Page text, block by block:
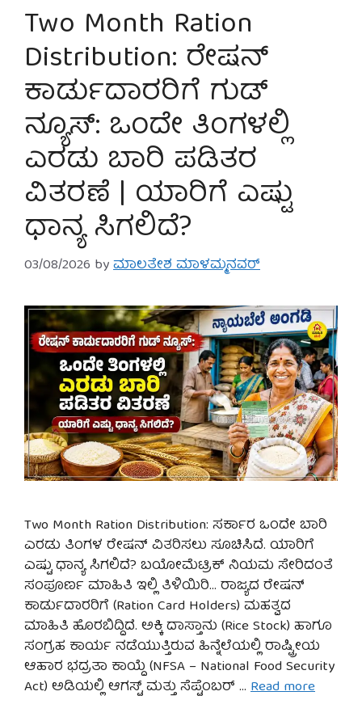
Two Month Ration
Distribution: ರೇಷನ್
ಕಾರ್ಡುದಾರರಿಗೆ ಗುಡ್
ನ್ಯೂಸ್: ಒಂದೇ ತಿಂಗಳಲ್ಲಿ
ಎರಡು ಬಾರಿ ಪಡಿತರ
ವಿತರಣೆ | ಯಾರಿಗೆ ಎಷ್ಟು
ಧಾನ್ಯ ಸಿಗಲಿದೆ?
03/08/2026 byಮಾಲತೇಶ ಮಾಳಮ್ಮನವರ್
Two Month Ration Distribution: ಸರ್ಕಾರ ಒಂದೇ ಬಾರಿ
ಎರಡು ತಿಂಗಳ ರೇಷನ್ ವಿತರಿಸಲು ಸೂಚಿಸಿದೆ. ಯಾರಿಗೆ
ಎಷ್ಟು ಧಾನ್ಯ ಸಿಗಲಿದೆ? ಬಯೋಮೆಟ್ರಿಕ್ ನಿಯಮ ಸೇರಿದಂತೆ
ಸಂಪೂರ್ಣ ಮಾಹಿತಿ ಇಲ್ಲಿ ತಿಳಿಯಿರಿ… ರಾಜ್ಯದ ರೇಷನ್
ಕಾರ್ಡುದಾರರಿಗೆ (Ration Card Holders) ಮಹತ್ವದ
ಮಾಹಿತಿ ಹೊರಬಿದ್ದಿದೆ. ಅಕ್ಕಿ ದಾಸ್ತಾನು (Rice Stock) ಹಾಗೂ
ಸಂಗ್ರಹ ಕಾರ್ಯ ನಡೆಯುತ್ತಿರುವ ಹಿನ್ನೆಲೆಯಲ್ಲಿ ರಾಷ್ಟ್ರೀಯ
ಆಹಾರ ಭದ್ರತಾ ಕಾಯ್ದೆ (NFSA – National Food Security
Act) ಅಡಿಯಲ್ಲಿ ಆಗಸ್ಟ್ ಮತ್ತು ಸೆಪ್ಟೆಂಬರ್ … Read more